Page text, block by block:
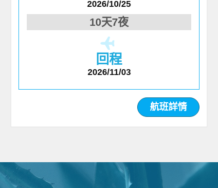
2026/10/25
10天7夜
回程
2026/11/03
航班詳情